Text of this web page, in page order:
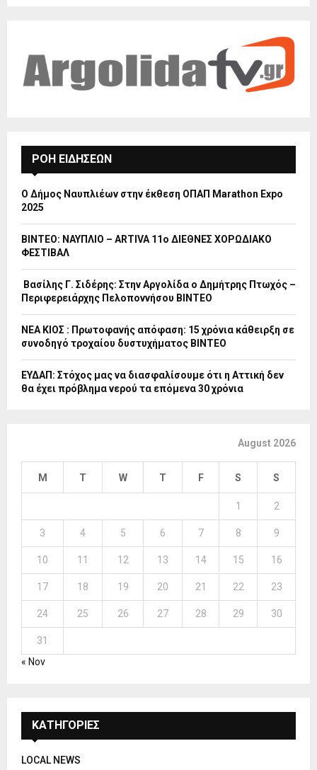
ΡΟΗ ΕΙΔΗΣΕΩΝ
Ο Δήμος Ναυπλιέων στην έκθεση ΟΠΑΠ Marathon Expo
2025
ΒΙΝΤΕΟ: ΝΑΥΠΛΙΟ – ARTIVA 11ο ΔΙΕΘΝΕΣ ΧΟΡΩΔΙΑΚΟ
ΦΕΣΤΙΒΑΛ
Βασίλης Γ. Σιδέρης: Στην Αργολίδα ο Δημήτρης Πτωχός –
Περιφερειάρχης Πελοποννήσου ΒΙΝΤΕΟ
ΝΕΑ ΚΙΟΣ : Πρωτοφανής απόφαση: 15 χρόνια κάθειρξη σε
συνοδηγό τροχαίου δυστυχήματος ΒΙΝΤΕΟ
ΕΥΔΑΠ: Στόχος μας να διασφαλίσουμε ότι η Αττική δεν
θα έχει πρόβλημα νερού τα επόμενα 30 χρόνια
August 2026
M T W T F S S
1 2
3 4 5 6 7 8 9
10 11 12 13 14 15 16
17 18 19 20 21 22 23
24 25 26 27 28 29 30
31
« Nov
ΚΑΤΗΓΟΡΙΕΣ
LOCAL NEWS